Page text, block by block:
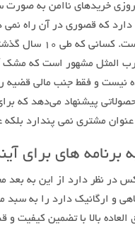
خریدهای ناامن به
که قصوری در آن راه
مشتری توام با
المثل مشهور است که مشک
و فقط جنب مالی قضیه
پیشنهاد می‌دهد که
مشتری نمی پندارد بلکه
های برای
در نظر دارد از این به
و ارگانیک دارد را به
العاده بالا با تضمین